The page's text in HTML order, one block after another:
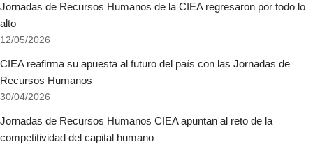
Jornadas de Recursos Humanos de la CIEA regresaron por todo lo
alto
12/05/2026
CIEA reafirma su apuesta al futuro del país con las Jornadas de
Recursos Humanos
30/04/2026
Jornadas de Recursos Humanos CIEA apuntan al reto de la
competitividad del capital humano